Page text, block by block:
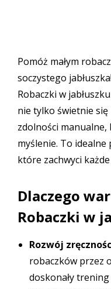
Pomóż małym
soczystego
Robaczki w
nie tylko świetnie
zdolności
myślenie. To idealne
które zachwyci
Dlaczego
Robaczki w
Rozwój
robaczków przez
doskonały